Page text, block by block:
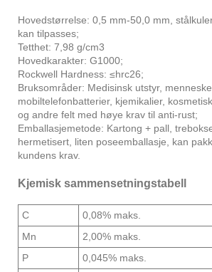
Hovedstørrelse: 0,5 mm-50,0 mm,
kan tilpasses;
Tetthet: 7,98 g/cm3
Hovedkarakter: G1000;
Rockwell Hardness: ≤hrc26;
Bruksområder: Medisinsk utstyr,
mobiltelefonbatterier, kjemikalier,
og andre felt med høye krav til anti-rust;
Emballasjemetode: Kartong + pall,
hermetisert, liten poseemballasje, kan
kundens krav.
Kjemisk sammensetningstabell
C
0,08% maks.
Mn
2,00% maks.
P
0,045% maks.